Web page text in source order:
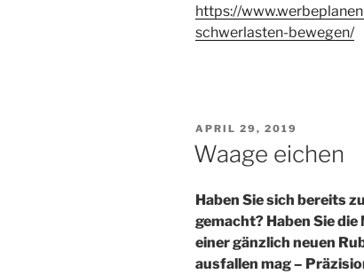
https://
schwerlasten-bewegen/
VERÖFFENTLICHT
AM
APRIL 29, 2019
Waage eichen
Haben Sie sich bereits
gemacht? Haben Sie
einer gänzlich neuen
ausfallen mag –